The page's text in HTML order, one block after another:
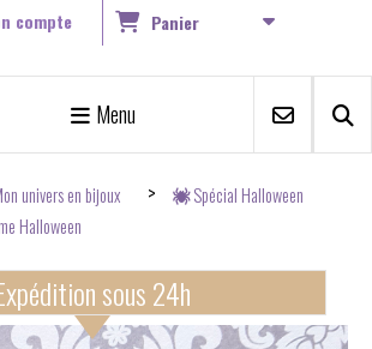
compte Panier
Menu
univers en bijoux
Spécial Halloween
Halloween
sous 24h